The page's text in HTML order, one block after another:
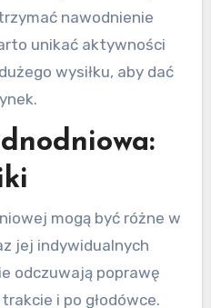
nawodnienie
unikać aktywności
wysiłku, aby dać
mogą być różne w
jej indywidualnych
odczuwają poprawę
i po głodówce.